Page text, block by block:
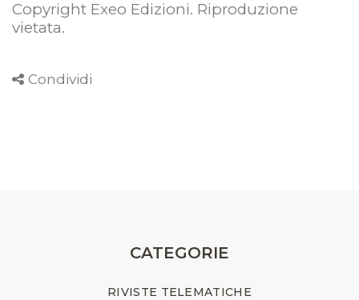
Copyright Exeo Edizioni. Riproduzione
vietata.
Condividi
CATEGORIE
RIVISTE TELEMATICHE